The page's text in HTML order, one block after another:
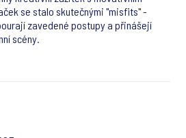
se stalo skutečnými "misfits" -
zavedené postupy a přinášejí
scény.